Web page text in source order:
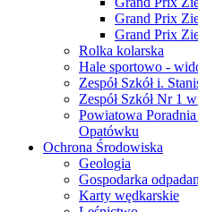
Grand Prix
Grand Prix
Rolka kolarska
Hale sportowo -
Zespół Szkół i.
Zespół Szkół Nr 1
Powiatowa
Opatówku
Ochrona Środowiska
Geologia
Gospodarka
Karty wędkarskie